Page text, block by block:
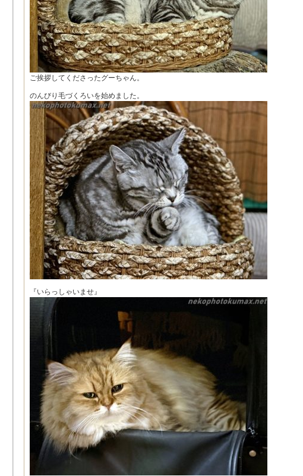
ご挨拶してくださったグーちゃん。
のんびり毛づくろいを始めました。
『いらっしゃいませ』